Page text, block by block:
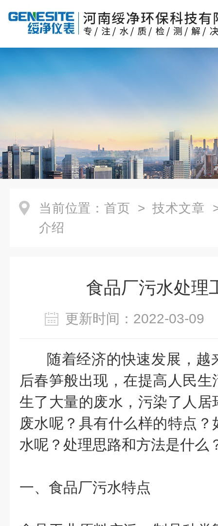
当前位置： 首页 > 技术文章
介绍
食品厂污水处理
更新时间：2022-03-
随着经济的快速发展，越
后春笋般出现，在提高人民
生了大量的废水，污染了人
废水呢？具有什么样的特点
水呢？处理思路和方法是什么
一、食品厂污水特点